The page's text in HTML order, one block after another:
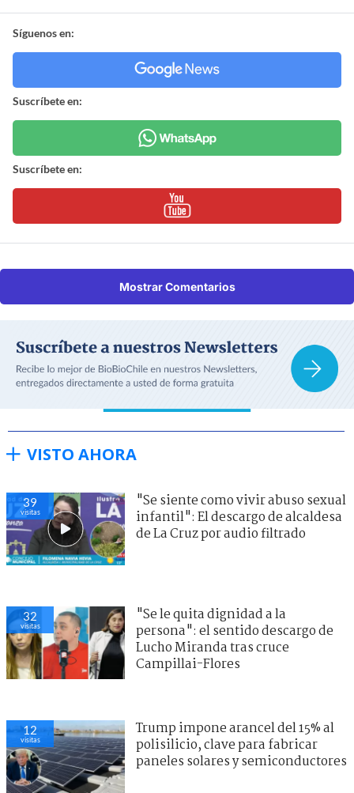
Síguenos en:
Suscríbete en:
Suscríbete en:
Mostrar Comentarios
VISTO AHORA
39
visitas
"Se siente como vivir abuso sexual
infantil": El descargo de alcaldesa
de La Cruz por audio filtrado
33
visitas
"Se le quita dignidad a la
persona": el sentido descargo de
Lucho Miranda tras cruce
Campillai-Flores
29
visitas
Trump impone arancel del 15% al
polisilicio, clave para fabricar
paneles solares y semiconductores